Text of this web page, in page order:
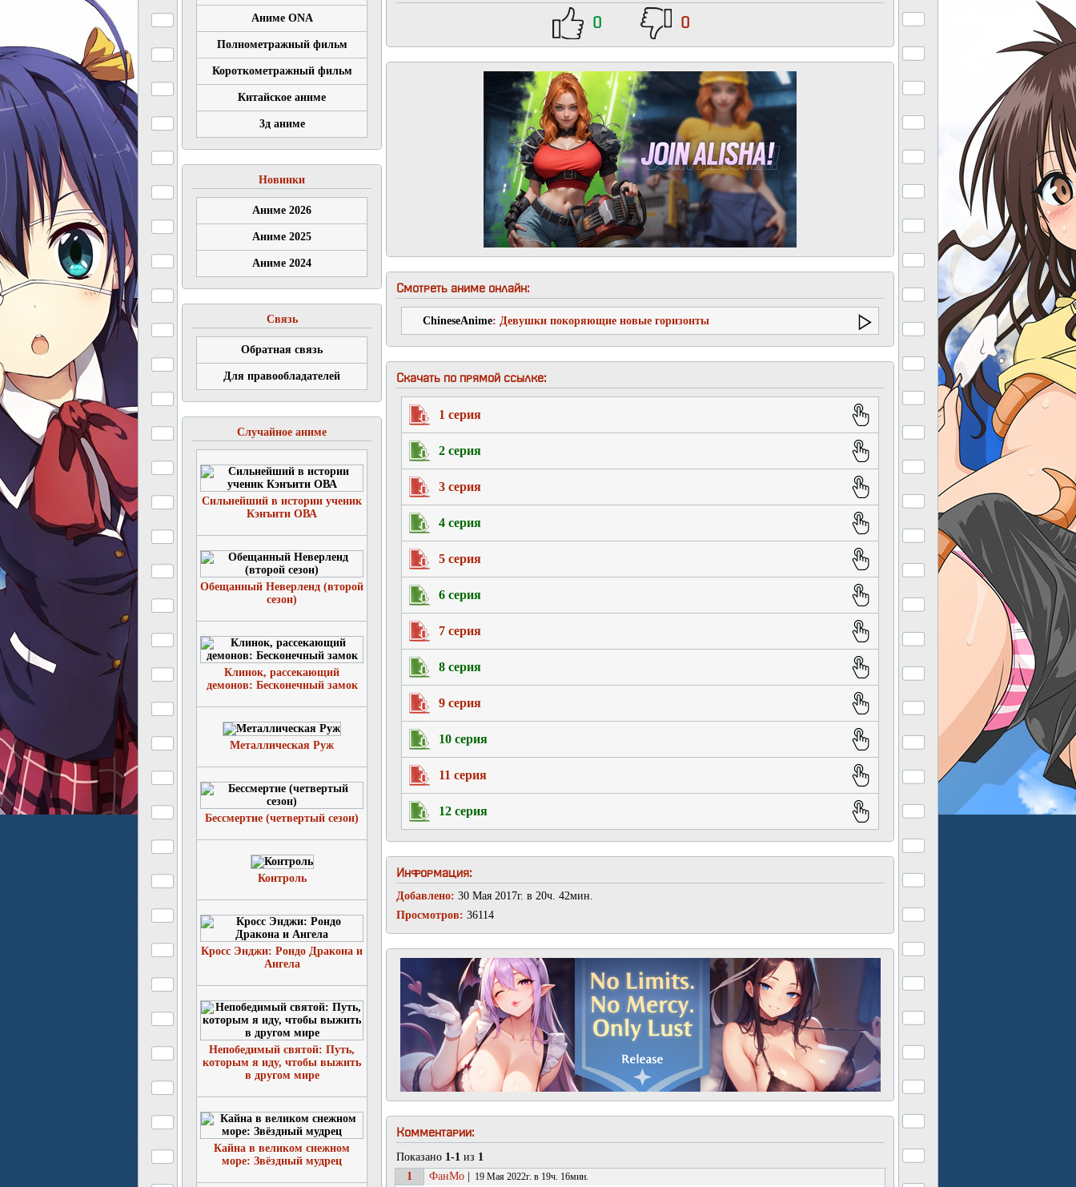
Аниме ONA
Полнометражный фильм
Короткометражный фильм
Китайское аниме
3д аниме
Новинки
Аниме 2026
Аниме 2025
Аниме 2024
Связь
Обратная связь
Для правообладателей
Случайное аниме
Сильнейший в истории ученик
Кэнъити ОВА
Обещанный Неверленд (второй
сезон)
Клинок, рассекающий
демонов: Бесконечный замок
Металлическая Руж
Бессмертие (четвертый сезон)
Контроль
Кросс Энджи: Рондо Дракона и
Ангела
Непобедимый святой: Путь,
которым я иду, чтобы выжить
в другом мире
Кайна в великом снежном
море: Звёздный мудрец
0 0
Смотреть аниме онлайн:
ChineseAnime: Девушки покоряющие новые горизонты
Скачать по прямой ссылке:
1 серия
2 серия
3 серия
4 серия
5 серия
6 серия
7 серия
8 серия
9 серия
10 серия
11 серия
12 серия
Информация:
Добавлено: 30 Мая 2017г. в 20ч. 42мин.
Просмотров: 36114
Комментарии:
Показано 1-1 из 1
1
ФанМо 19 Мая 2022г. в 19ч. 16мин.